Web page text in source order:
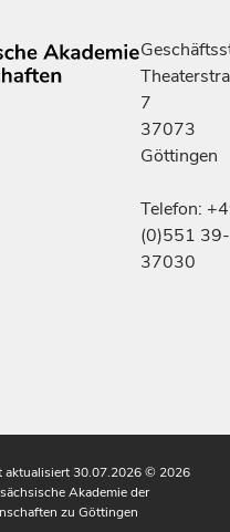
7
37073
Göttingen
Telefon:
(0)551 39-
37030
aktualisiert 30.07.2026© 2026
Akademie der
zu Göttingen